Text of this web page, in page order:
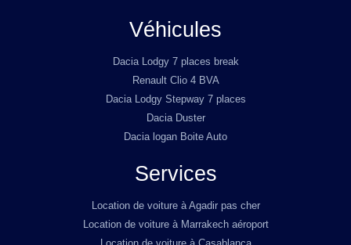
Véhicules
Dacia Lodgy 7 places break
Renault Clio 4 BVA
Dacia Lodgy Stepway 7 places
Dacia Duster
Dacia logan Boite Auto
Services
Location de voiture à Agadir pas cher
Location de voiture à Marrakech aéroport